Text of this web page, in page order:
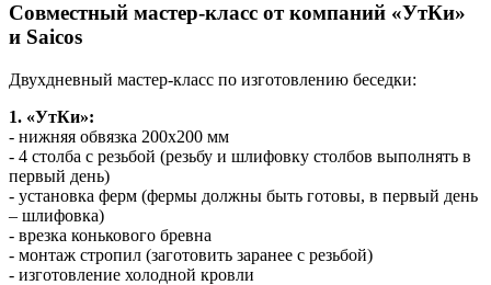
Совместный мастер-класс от компаний «УтКи»
и Saicos
Двухдневный мастер-класс по изготовлению беседки:
1. «УтКи»:
- нижняя обвязка 200x200 мм
- 4 столба с резьбой (резьбу и шлифовку столбов выполнять в
первый день)
- установка ферм (фермы должны быть готовы, в первый день
– шлифовка)
- врезка конькового бревна
- монтаж стропил (заготовить заранее с резьбой)
- изготовление холодной кровли